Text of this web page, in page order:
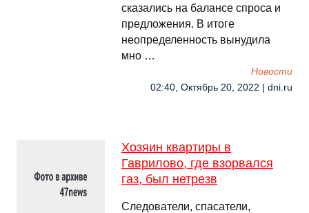
сказались на балансе спроса и
предложения. В итоге
неопределенность вынудила
мно …
Новости
02:40, Октябрь 20, 2022 | dni.ru
Хозяин квартиры в
Гаврилово, где взорвался
газ, был нетрезв
Следователи, спасатели,